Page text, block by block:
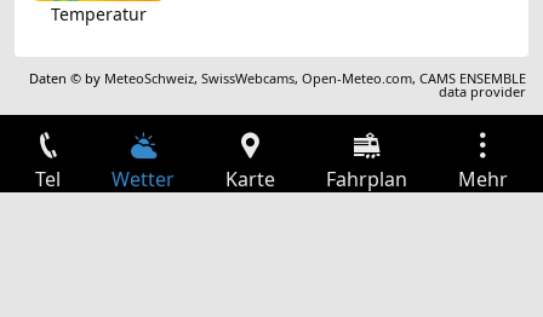
Temperatur
Daten © by MeteoSchweiz,SwissWebcams,Open-Meteo.com,CAMS ENSEMBLE
data provider
Tel Wetter Karte Fahrplan Mehr